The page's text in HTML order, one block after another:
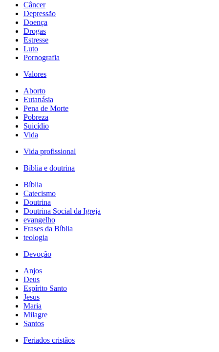
Câncer
Depressão
Doença
Drogas
Estresse
Luto
Pornografia
Valores
Aborto
Eutanásia
Pena de Morte
Pobreza
Suicídio
Vida
Vida profissional
Bíblia e doutrina
Bíblia
Catecismo
Doutrina
Doutrina Social da Igreja
evangelho
Frases da Bíblia
teologia
Devoção
Anjos
Deus
Espírito Santo
Jesus
Maria
Milagre
Santos
Feriados cristãos